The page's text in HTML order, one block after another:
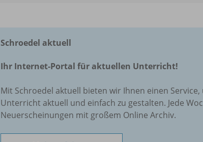
Schroedel aktuell
Ihr Internet-Portal für aktuellen Unterricht!
Mit Schroedel aktuell bieten wir Ihnen einen Service,
Unterricht aktuell und einfach zu gestalten. Jede
Neuerscheinungen mit großem Online Archiv.